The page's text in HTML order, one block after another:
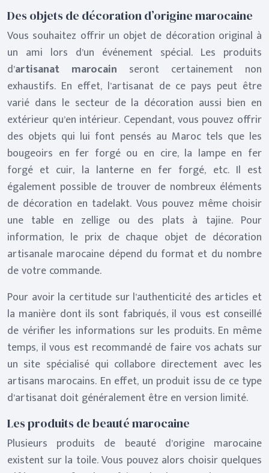
Des objets de décoration d’origine marocaine
Vous souhaitez offrir un objet de décoration original à
un ami lors d’un événement spécial. Les produits
d’artisanat marocain seront certainement non
exhaustifs. En effet, l’artisanat de ce pays peut être
varié dans le secteur de la décoration aussi bien en
extérieur qu’en intérieur. Cependant, vous pouvez offrir
des objets qui lui font pensés au Maroc tels que les
bougeoirs en fer forgé ou en cire, la lampe en fer
forgé et cuir, la lanterne en fer forgé, etc. Il est
également possible de trouver de nombreux éléments
de décoration en tadelakt. Vous pouvez même choisir
une table en zellige ou des plats à tajine. Pour
information, le prix de chaque objet de décoration
artisanale marocaine dépend du format et du nombre
de votre commande.
Pour avoir la certitude sur l’authenticité des articles et
la manière dont ils sont fabriqués, il vous est conseillé
de vérifier les informations sur les produits. En même
temps, il vous est recommandé de faire vos achats sur
un site spécialisé qui collabore directement avec les
artisans marocains. En effet, un produit issu de ce type
d’artisanat doit généralement être en version limité.
Les produits de beauté marocaine
Plusieurs produits de beauté d’origine marocaine
existent sur la toile. Vous pouvez alors choisir quelques